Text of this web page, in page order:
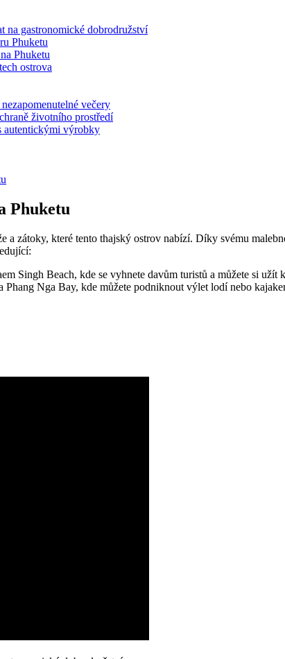
na​ gastronomické dobrodružství
Phuketu
Phuketu
ostrova
večery
⁣životního prostředí
autentickými výrobky
Phuketu
a zátoky, které ⁢tento thajský ostrov nabízí. Díky svému
Singh Beach, kde se vyhnete davům‌ turistů a můžete si užít
Nga ⁢Bay, kde můžete podniknout ⁣výlet lodí nebo